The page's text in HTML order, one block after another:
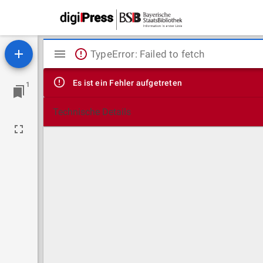
1
Mirador
Viewer
TypeError: Failed to fetch
Es ist ein Fehler aufgetreten
Technische Details